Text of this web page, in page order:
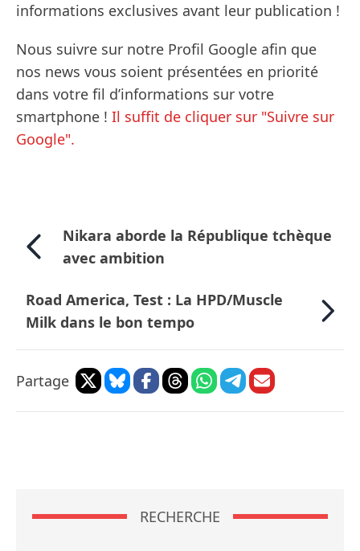
informations exclusives avant leur publication !
Nous suivre sur notre Profil Google afin que
nos news vous soient présentées en priorité
dans votre fil d’informations sur votre
smartphone ! Il suffit de cliquer sur "Suivre sur
Google".
Nikara aborde la République tchèque
avec ambition
Road America, Test : La HPD/Muscle
Milk dans le bon tempo
Partage
RECHERCHE